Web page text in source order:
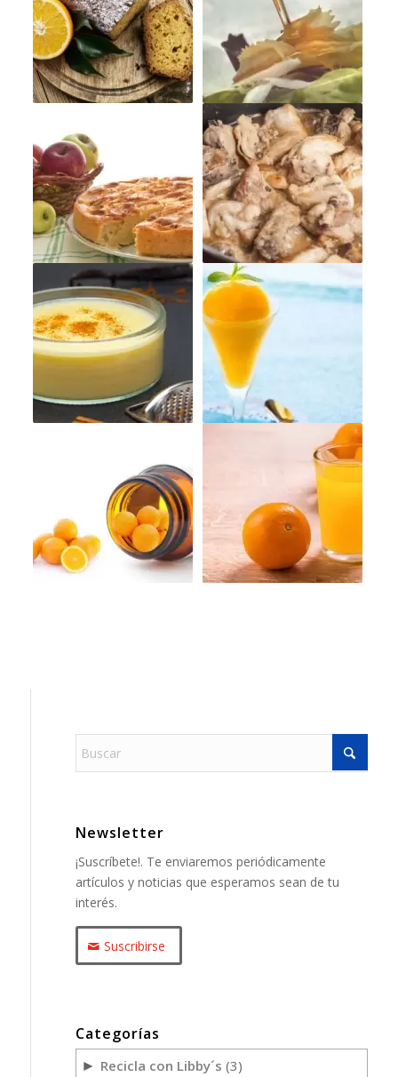
Newsletter
¡Suscríbete!. Te enviaremos periódicamente
artículos y noticias que esperamos sean de tu
interés.
Suscribirse
Categorías
► Recicla con Libby´s (3)